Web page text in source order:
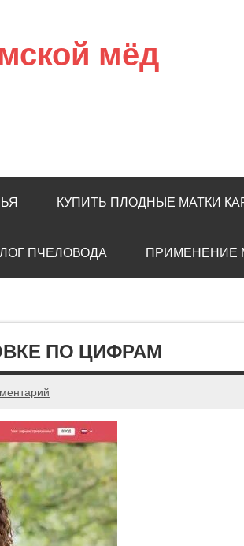
мёд
КУПИТЬ ПЛОДНЫЕ МАТКИ
ПЧЕЛОВОДА ПРИМЕНЕНИЕ
ПО ЦИФРАМ